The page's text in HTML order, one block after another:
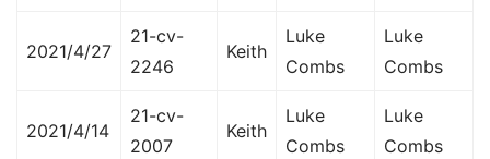
2021/4/27
21-cv-
2246
Keith
Luke
Combs
Luke
Combs
2021/4/14
21-cv-
2007
Keith
Luke
Combs
Luke
Combs